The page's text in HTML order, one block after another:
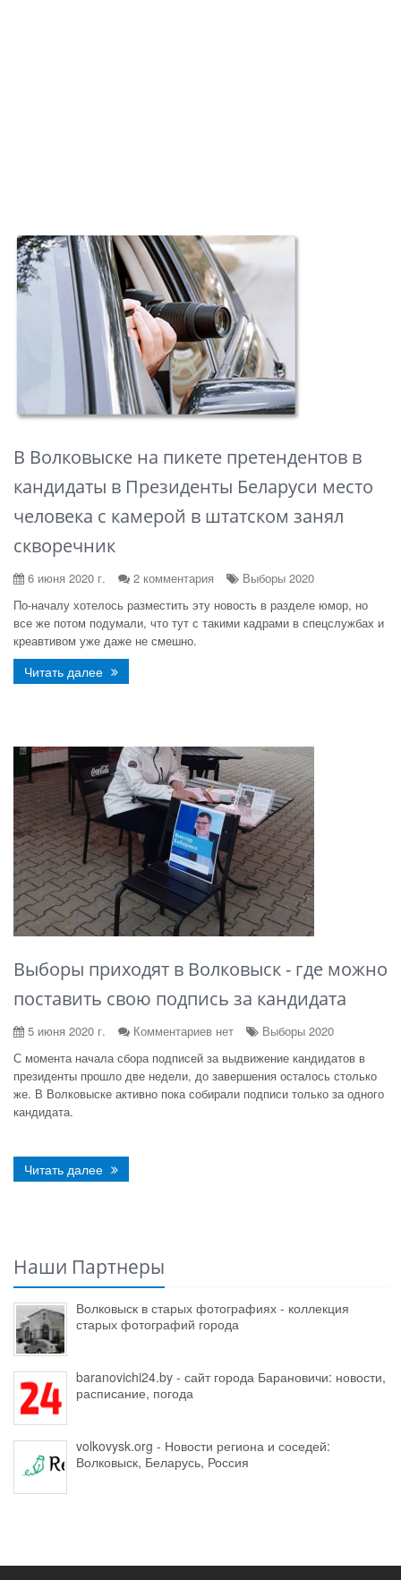
В Волковыске на пикете претендентов в
кандидаты в Президенты Беларуси место
человека с камерой в штатском занял
скворечник
6 июня 2020 г. 2 комментария
Выборы 2020
По-началу хотелось разместить эту новость в разделе юмор, но
все же потом подумали, что тут с такими кадрами в спецслужбах и
креавтивом уже даже не смешно.
Читать далее
Выборы приходят в Волковыск - где можно
поставить свою подпись за кандидата
5 июня 2020 г. Комментариев нет
Выборы 2020
С момента начала сбора подписей за выдвижение кандидатов в
президенты прошло две недели, до завершения осталось столько
же. В Волковыске активно пока собирали подписи только за одного
кандидата.
Читать далее
Наши Партнеры
Волковыск в старых фотографиях - коллекция
старых фотографий города
baranovichi24.by - сайт города Барановичи: новости,
расписание, погода
volkovysk.org - Новости региона и соседей:
Волковыск, Беларусь, Россия